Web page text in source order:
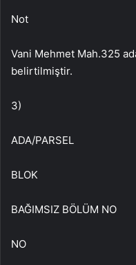
Not
Vani Mehmet Mah.325
belirtilmiştir.
3)
ADA/PARSEL
BLOK
BAĞIMSIZ BÖLÜM NO
NO